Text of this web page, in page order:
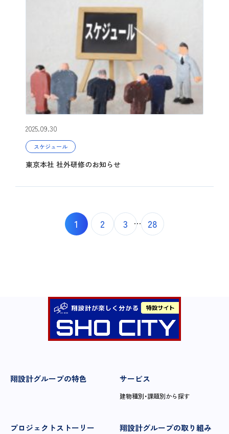
2025.09.30
スケジュール
東京本社 社外研修のお知らせ
1 2 3 28
翔設計グループの特色 サービス
建物種別・課題別から探す
プロジェクトストーリー 翔設計グループの取り組み